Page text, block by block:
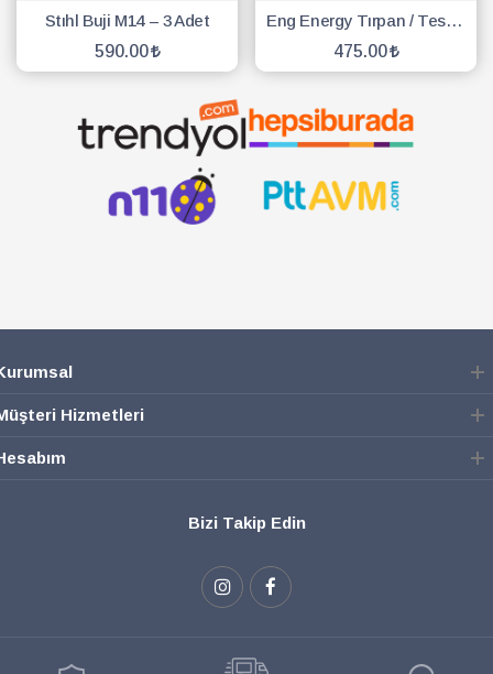
Stıhl Buji M14 – 3 Adet
590.00
Eng Energy Tırpan / Testere Buji - 10 Adet
475.00
Hizmetleri
Bizi Takip Edin